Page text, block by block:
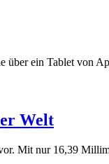
über ein Tablet von
Welt
Mit nur 16,39